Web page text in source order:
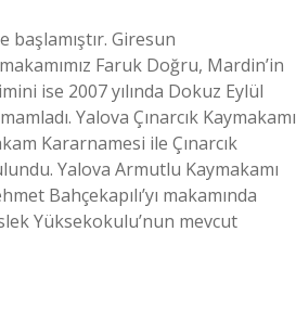
başlamıştır. Giresun
Faruk Doğru, Mardin’in
ise 2007 yılında Dokuz Eylül
Yalova Çınarcık Kaymakamı
Kararnamesi ile Çınarcık
Yalova Armutlu Kaymakamı
Bahçekapılı’yı makamında
Yüksekokulu’nun mevcut